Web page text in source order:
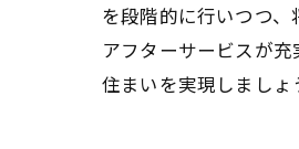
を段階的に行いつつ
アフターサービスが
住まいを実現しましょ